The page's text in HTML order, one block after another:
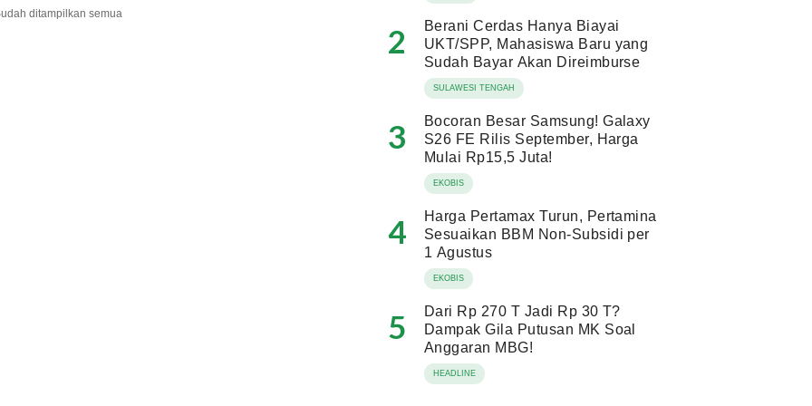
ditampilkan semua
2
Berani Cerdas Hanya Biayai
UKT/SPP, Mahasiswa Baru yang
Sudah Bayar Akan Direimburse
SULAWESI TENGAH
3
Bocoran Besar Samsung! Galaxy
S26 FE Rilis September, Harga
Mulai Rp15,5 Juta!
EKOBIS
4
Harga Pertamax Turun, Pertamina
Sesuaikan BBM Non-Subsidi per
1 Agustus
EKOBIS
5
Dari Rp 270 T Jadi Rp 30 T?
Dampak Gila Putusan MK Soal
Anggaran MBG!
HEADLINE